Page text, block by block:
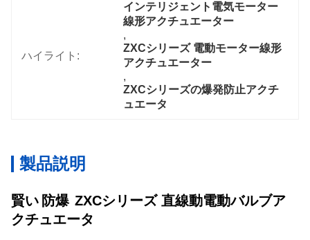
ハイライト:
インテリジェント電気モーター
線形アクチュエーター
,
ZXCシリーズ 電動モーター線形
アクチュエーター
,
ZXCシリーズの爆発防止アクチ
ュエータ
製品説明
賢い 防爆 ZXCシリーズ 直線動電動バルブア
クチュエータ